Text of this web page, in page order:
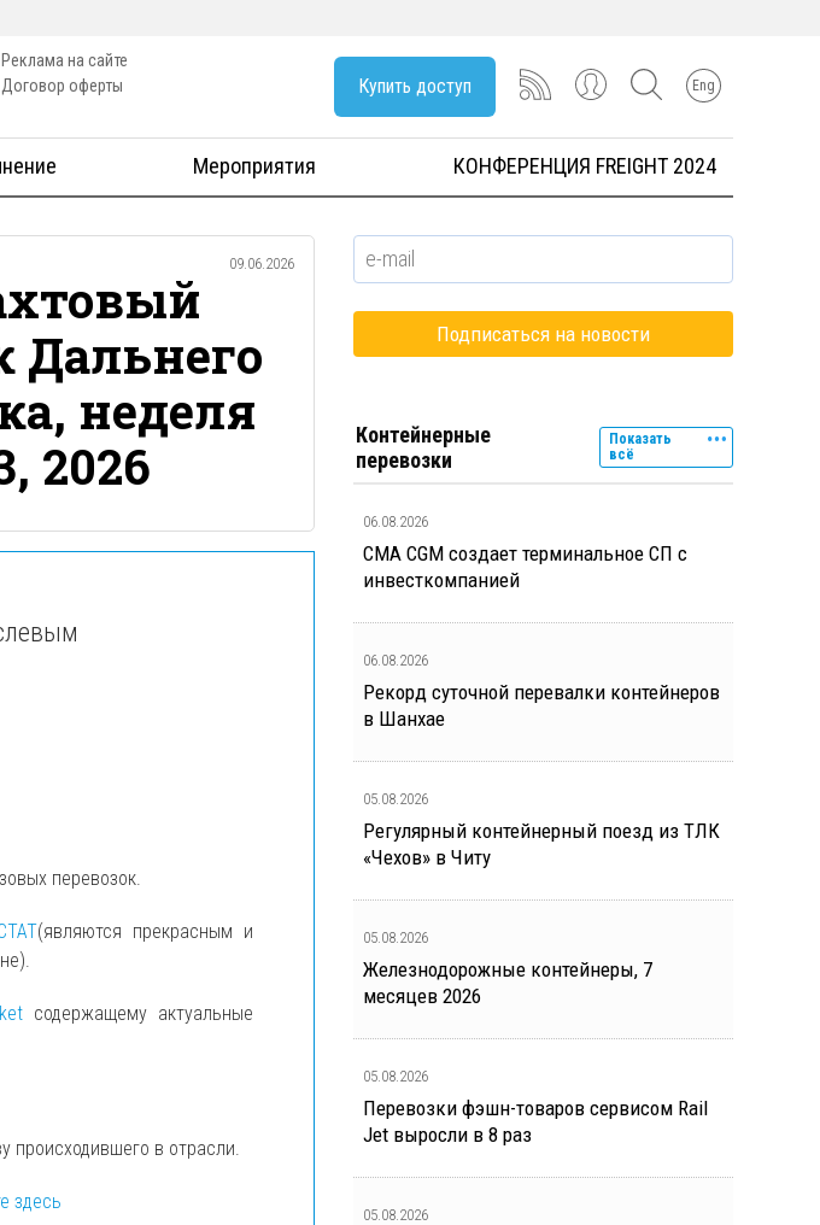
Реклама на сайте
Договор оферты
Купить доступ Eng
Мероприятия КОНФЕРЕНЦИЯ FREIGHT 2024
09.06.2026
Дальнего
неделя
2026
перевозок.
(являются прекрасным и
содержащему актуальные
происходившего в отрасли.
здесь
Контейнерные
перевозки
Показать
всё
06.08.2026
CMA CGM создает терминальное СП с
инвесткомпанией
06.08.2026
Рекорд суточной перевалки контейнеров
в Шанхае
05.08.2026
Регулярный контейнерный поезд из ТЛК
«Чехов» в Читу
05.08.2026
Железнодорожные контейнеры, 7
месяцев 2026
05.08.2026
Перевозки фэшн-товаров сервисом Rail
Jet выросли в 8 раз
05.08.2026